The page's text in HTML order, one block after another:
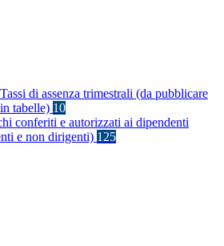
Tassi di assenza trimestrali (da pubblicare
in tabelle) 10
conferiti e autorizzati ai dipendenti
e non dirigenti) 125